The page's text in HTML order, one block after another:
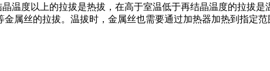
温度以上的拉拔是热拔，在高于室温低于再结晶温度的拉拔
属丝的拉拔。温拔时，金属丝也需要通过加热器加热到指定